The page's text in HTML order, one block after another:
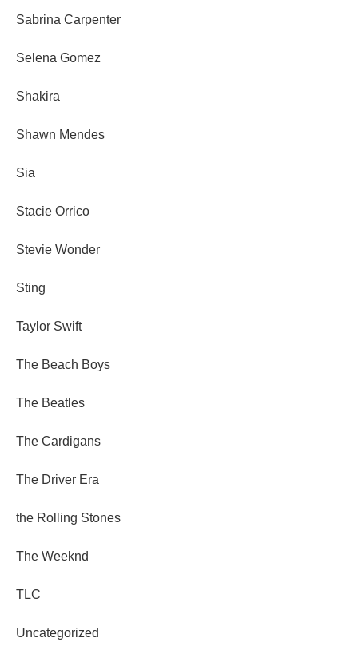
Sabrina Carpenter
Selena Gomez
Shakira
Shawn Mendes
Sia
Stacie Orrico
Stevie Wonder
Sting
Taylor Swift
The Beach Boys
The Beatles
The Cardigans
The Driver Era
the Rolling Stones
The Weeknd
TLC
Uncategorized